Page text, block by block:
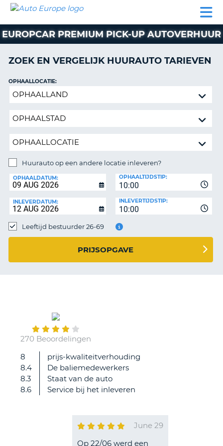
AUTO
CAMPER
PARTNERS
AUTO
EUROPE
AUTO
CAMPER
HUREN
PARTNERS
HULP
MIJN
BEHEER
BOEKING
BELGIË
TAAL
EUROPCAR PREMIUM PICK-UP AUTOVERHUUR
ZOEK EN VERGELIJK HUURAUTO TARIEVEN
Huurauto
een
inleveren?
OPHAALLOCATIE:
Huurauto op een andere locatie inleveren?
OPHAALDATUM:
10:00
OPHAALTIJDSTIP:
INLEVERDATUM:
10:00
INLEVERTIJDSTIP:
Leeftijd bestuurder 26-69
PRIJSOPGAVE
270 Beoordelingen
8
8.4
8.3
8.6
prijs-kwaliteitverhouding
De baliemedewerkers
Staat van de auto
Service bij het inleveren
June 29
Op 22/06 werd een